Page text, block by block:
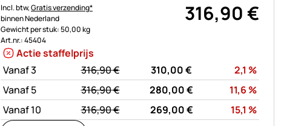
Belastinginformatie:
Incl. btw,Gratis verzending*
binnen Nederland
Gewicht per stuk: 50,00 kg
Art.nr.: 45404
316,90€
Actie staffelprijs
Vanaf 3
statt:
316,90€ 310,00€ 2,1 %
Vanaf 5
statt:
316,90€ 280,00€ 11,6 %
Vanaf 10
statt:
316,90€ 269,00€ 15,1 %